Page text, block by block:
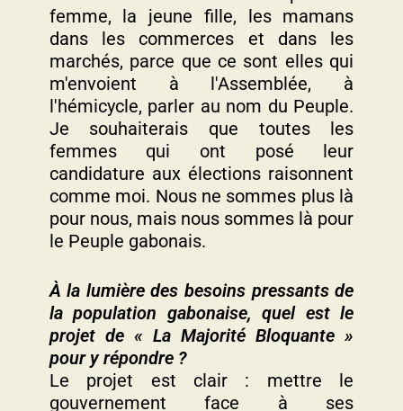
femme, la jeune fille, les mamans
dans les commerces et dans les
marchés, parce que ce sont elles qui
m'envoient à l'Assemblée, à
l'hémicycle, parler au nom du Peuple.
Je souhaiterais que toutes les
femmes qui ont posé leur
candidature aux élections raisonnent
comme moi. Nous ne sommes plus là
pour nous, mais nous sommes là pour
le Peuple gabonais.
À la lumière des besoins pressants de
la population gabonaise, quel est le
projet de « La Majorité Bloquante »
pour y répondre ?
Le projet est clair : mettre le
gouvernement face à ses